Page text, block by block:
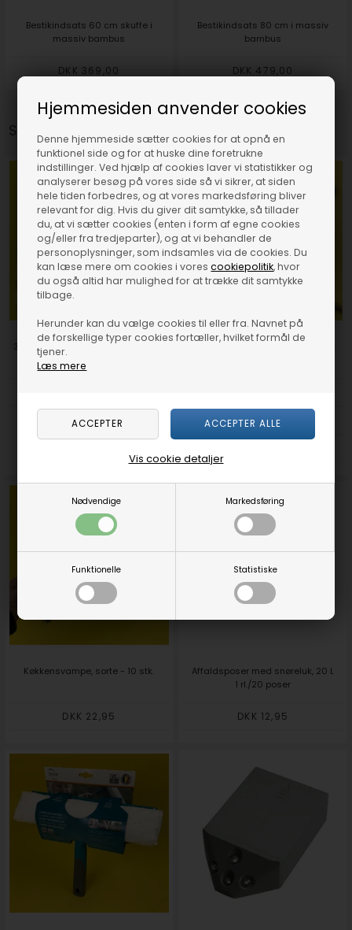
Hjemmesiden anvender cookies
Denne hjemmeside sætter cookies for at opnå en
funktionel side og for at huske dine foretrukne
indstillinger. Ved hjælp af cookies laver vi statistikker og
analyserer besøg på vores side så vi sikrer, at siden
hele tiden forbedres, og at vores markedsføring bliver
relevant for dig. Hvis du giver dit samtykke, så tillader
du, at vi sætter cookies (enten i form af egne cookies
og/eller fra tredjeparter), og at vi behandler de
personoplysninger, som indsamles via de cookies. Du
kan læse mere om cookies i vorescookiepolitik, hvor
du også altid har mulighed for at trække dit samtykke
tilbage.
Herunder kan du vælge cookies til eller fra. Navnet på
de forskellige typer cookies fortæller, hvilket formål de
tjener.
Læs mere
Nødvendige Markedsføring
Funktionelle Statistiske
Vis cookie detaljer
Bestikindsats 60 cm skuffe i
massiv bambus
DKK 369,00
Bestikindsats 80 cm i massiv
bambus
DKK 479,00
Snup-med varer:
3 stk. mikrofiberklude til overflader
Multistrainer til alle køkkenvaske.
DKK 75,00
Køkkensvampe, sorte - 10 stk.
DKK 22,95
Affaldsposer med snøreluk, 20 L
1 rl./20 poser
DKK 12,95